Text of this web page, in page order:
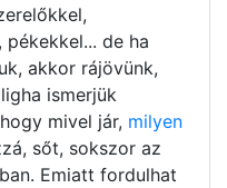
de ha
akkor rájövünk,
ismerjük
mivel jár, milyen
sőt, sokszor az
Emiatt fordulhat